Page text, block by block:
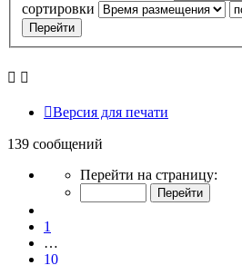
сортировки
Версия для печати
139 сообщений
Страница
14
Перейти на страницу:
1
…
10